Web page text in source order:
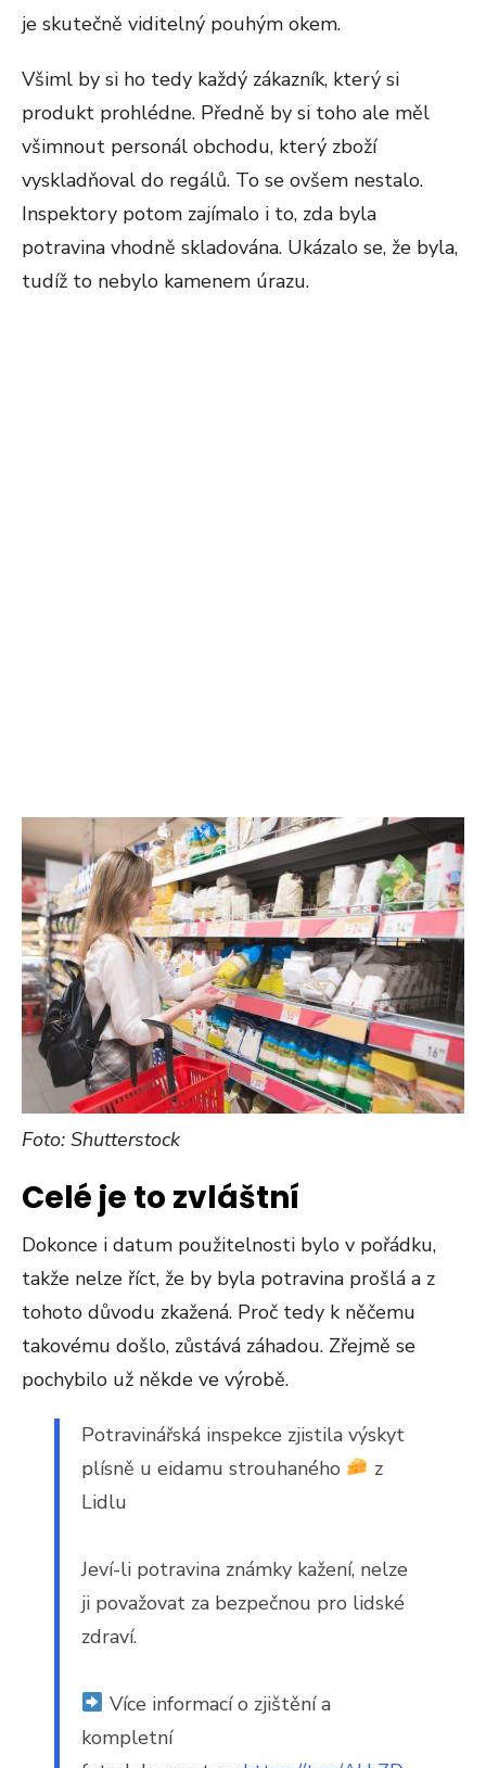
je skutečně viditelný pouhým okem.
Všiml by si ho tedy každý zákazník, který si
produkt prohlédne. Předně by si toho ale měl
všimnout personál obchodu, který zboží
vyskladňoval do regálů. To se ovšem nestalo.
Inspektory potom zajímalo i to, zda byla
potravina vhodně skladována. Ukázalo se, že byla,
tudíž to nebylo kamenem úrazu.
Foto: Shutterstock
Celé je to zvláštní
Dokonce i datum použitelnosti bylo v pořádku,
takže nelze říct, že by byla potravina prošlá a z
tohoto důvodu zkažená. Proč tedy k něčemu
takovému došlo, zůstává záhadou. Zřejmě se
pochybilo už někde ve výrobě.
Potravinářská inspekce zjistila výskyt
plísně u eidamu strouhaného
z
Lidlu
Jeví-li potravina známky kažení, nelze
ji považovat za bezpečnou pro lidské
zdraví.
Více informací o zjištění a
kompletní